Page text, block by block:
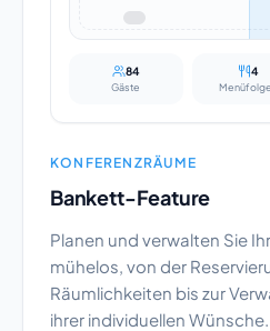
84
Gäste
4
KONFERENZRÄUME
Bankett-Feature
Planen und verwalten Sie
mühelos, von der
Räumlichkeiten bis zur
ihrer individuellen Wünsche.